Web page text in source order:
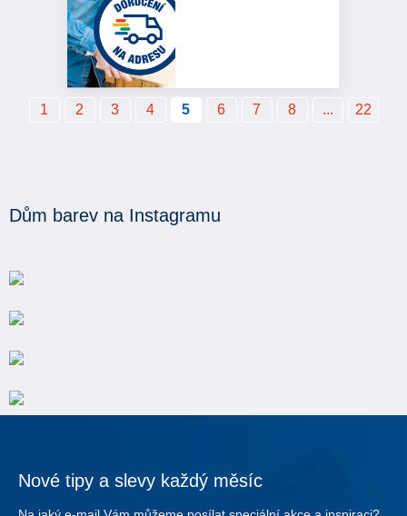
1 2 3 4 5 6 7 8 ... 22
Dům barev na Instagramu
Nové tipy a slevy každý měsíc